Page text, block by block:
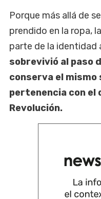
Porque más allá de
prendido en la ropa,
parte de la identidad
sobrevivió al paso
conserva el mismo
pertenencia con el
Revolución.